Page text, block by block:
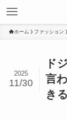
ホーム ファッション
ド
言
き
2025
11/30